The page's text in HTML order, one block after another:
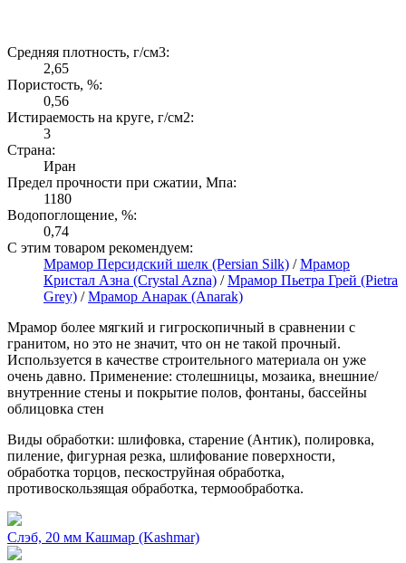
Средняя плотность, г/см3:
2,65
Пористость, %:
0,56
Истираемость на круге, г/см2:
3
Страна:
Иран
Предел прочности при сжатии, Мпа:
1180
Водопоглощение, %:
0,74
С этим товаром рекомендуем:
Мрамор Персидский шелк (Persian Silk) /Мрамор
Кристал Азна (Crystal Azna) /Мрамор Пьетра Грей (Pietra
Grey) /Мрамор Анарак (Anarak)
Мрамор более мягкий и гигроскопичный в сравнении с
гранитом, но это не значит, что он не такой прочный.
Используется в качестве строительного материала он уже
очень давно. Применение: столешницы, мозаика, внешние/
внутренние стены и покрытие полов, фонтаны, бассейны
облицовка стен
Виды обработки: шлифовка, старение (Антик), полировка,
пиление, фигурная резка, шлифование поверхности,
обработка торцов, пескоструйная обработка,
противоскользящая обработка, термообработка.
Слэб, 20 мм Кашмар (Kashmar)